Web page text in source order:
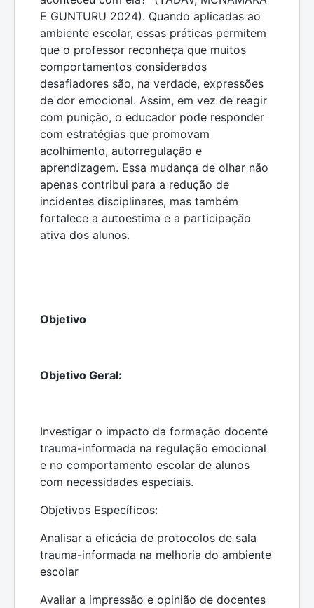
E GUNTURU 2024). Quando aplicadas ao
ambiente escolar, essas práticas permitem
que o professor reconheça que muitos
comportamentos considerados
desafiadores são, na verdade, expressões
de dor emocional. Assim, em vez de reagir
com punição, o educador pode responder
com estratégias que promovam
acolhimento, autorregulação e
aprendizagem. Essa mudança de olhar não
apenas contribui para a redução de
incidentes disciplinares, mas também
fortalece a autoestima e a participação
ativa dos alunos.
Objetivo
Objetivo Geral:
Investigar o impacto da formação docente
trauma-informada na regulação emocional
e no comportamento escolar de alunos
com necessidades especiais.
Objetivos Específicos:
Analisar a eficácia de protocolos de sala
trauma-informada na melhoria do ambiente
escolar
Avaliar a impressão e opinião de docentes